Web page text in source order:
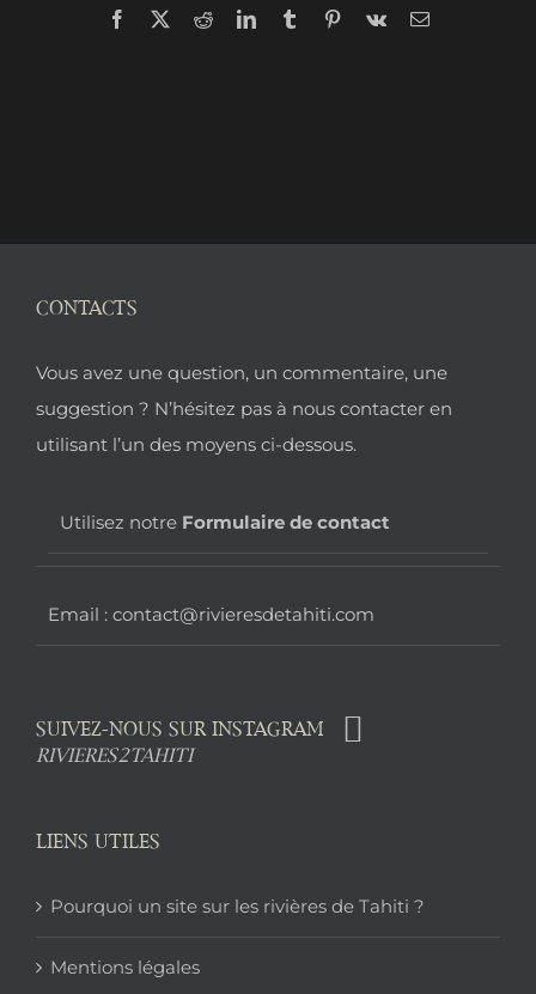
Facebook
X RedditLinkedInTumblrPinterest
Vk Email
Pied
de
page
CONTACTS
Vous avez une question, un commentaire, une
suggestion ? N’hésitez pas à nous contacter en
utilisant l’un des moyens ci-dessous.
Utilisez notre Formulaire de contact
Email : contact@rivieresdetahiti.com
SUIVEZ-NOUS SUR INSTAGRAM
RIVIERES2TAHITI
LIENS UTILES
Pourquoi un site sur les rivières de Tahiti ?
Mentions légales